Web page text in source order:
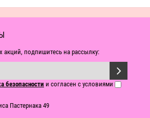
акций, подпишитесь на рассылку:
безопасности и согласен с условиями
Пастернака 49